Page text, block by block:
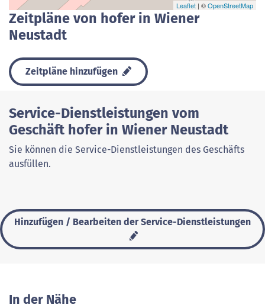
Leaflet | ©OpenStreetMap
Zeitpläne von hofer in Wiener
Neustadt
Zeitpläne hinzufügen
Service-Dienstleistungen vom
Geschäft hofer in Wiener Neustadt
Sie können die Service-Dienstleistungen des Geschäfts
ausfüllen.
Hinzufügen / Bearbeiten der Service-Dienstleistungen
In der Nähe